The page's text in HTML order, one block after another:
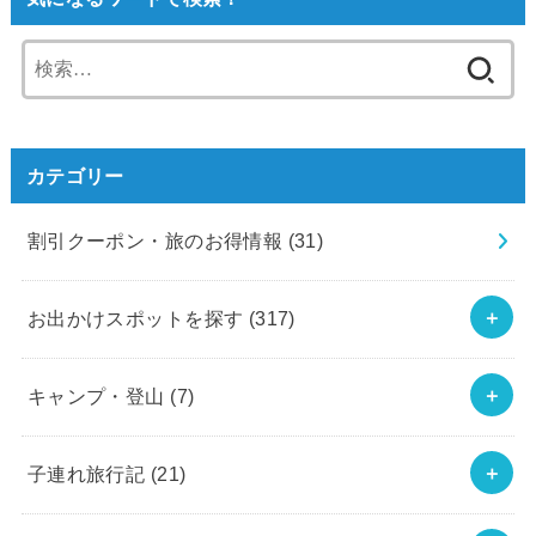
索:
カテゴリー
割引クーポン・旅のお得情報 (31)
お出かけスポットを探す (317)
キャンプ・登山 (7)
子連れ旅行記 (21)